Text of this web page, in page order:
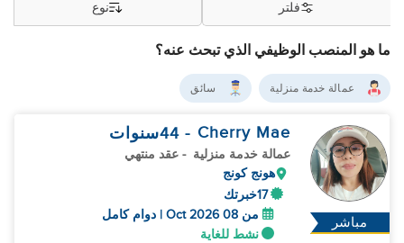
ما هو المنصب الوظيفي الذي تبحث عنه؟
فلتر نوع
عمالة خدمة منزلية سائق
مباشر
Cherry Mae
- 44 سنوات
عمالة خدمة منزلية - عقد منتهي
هونج كونج
17خبرتك
من 08 Oct 2026 | دوام كامل
نشط للغاية